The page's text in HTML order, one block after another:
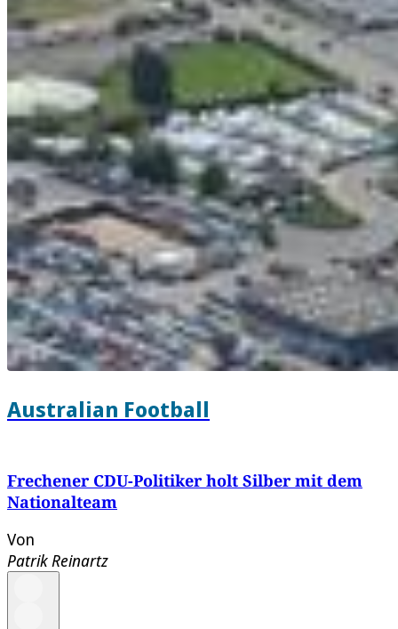
Australian Football
Frechener CDU-Politiker holt Silber mit dem
Nationalteam
Von
Patrik Reinartz